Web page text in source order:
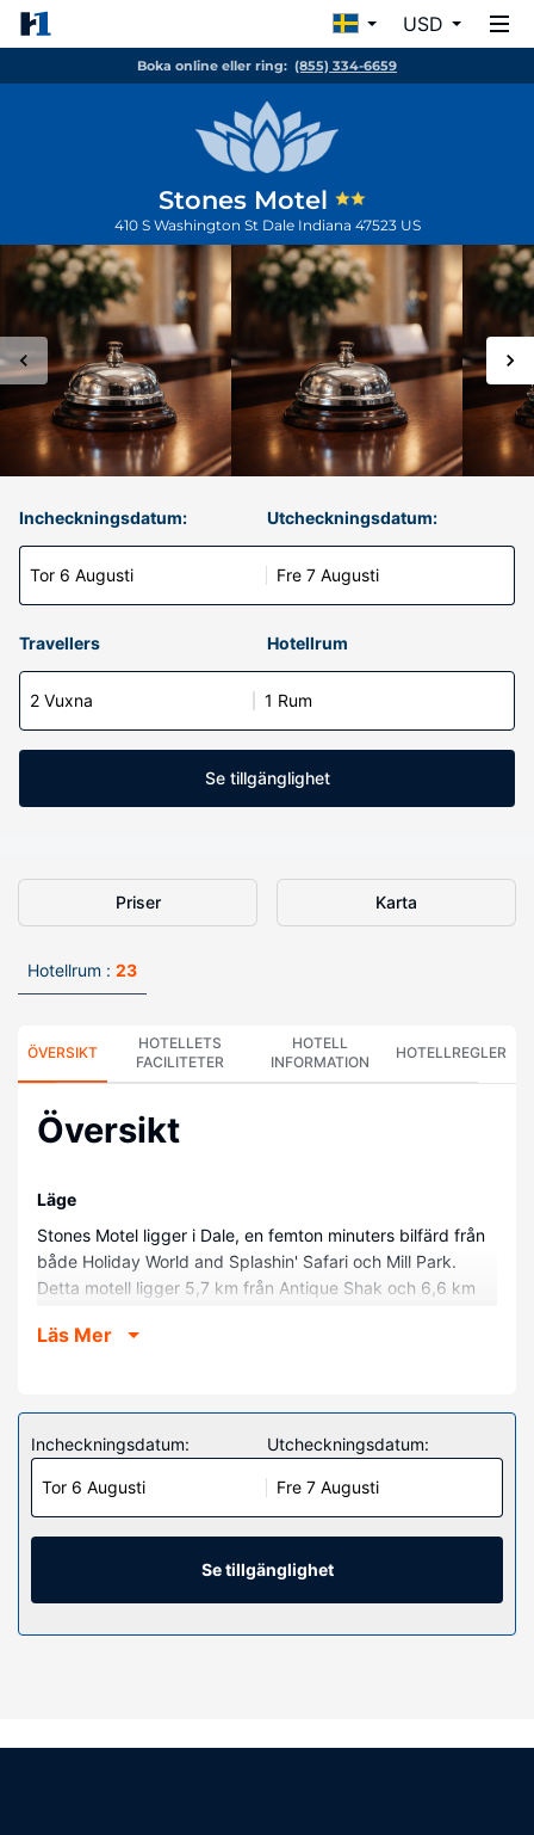
USD
Boka online eller ring: (855) 334-6659
Stones Motel
410 S Washington St Dale Indiana 47523 US
Incheckningsdatum:
Tor 6 Augusti
Utcheckningsdatum:
Fre 7 Augusti
Travellers Hotellrum
2 Vuxna 1 Rum
Se tillgänglighet
Priser Karta
Hotellrum : 23
ÖVERSIKT
HOTELLETS
FACILITETER
HOTELL
INFORMATION
HOTELLREGLER
Översikt
Läge
Stones Motel ligger i Dale, en femton minuters bilfärd från
både Holiday World and Splashin' Safari och Mill Park.
Detta motell ligger 5,7 km från Antique Shak och 6,6 km
Hotellrum
rummen. Gratis wi-fi gör att du kan hålla dig uppkopplad. I
badrummen finns badkar.
Avgiftsfri parkering erbjuds på plats.
Läs Mer
Incheckningsdatum:
Tor 6 Augusti
Utcheckningsdatum:
Fre 7 Augusti
Se tillgänglighet